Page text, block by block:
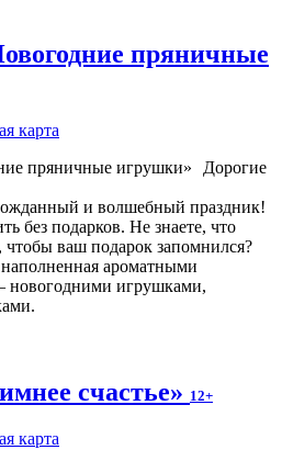
пряничные
карта
Дорогие
и волшебный праздник!
без подарков. Не знаете, что
чтобы ваш подарок запомнился?
ароматными
новогодними игрушками,
счастье» 12+
карта